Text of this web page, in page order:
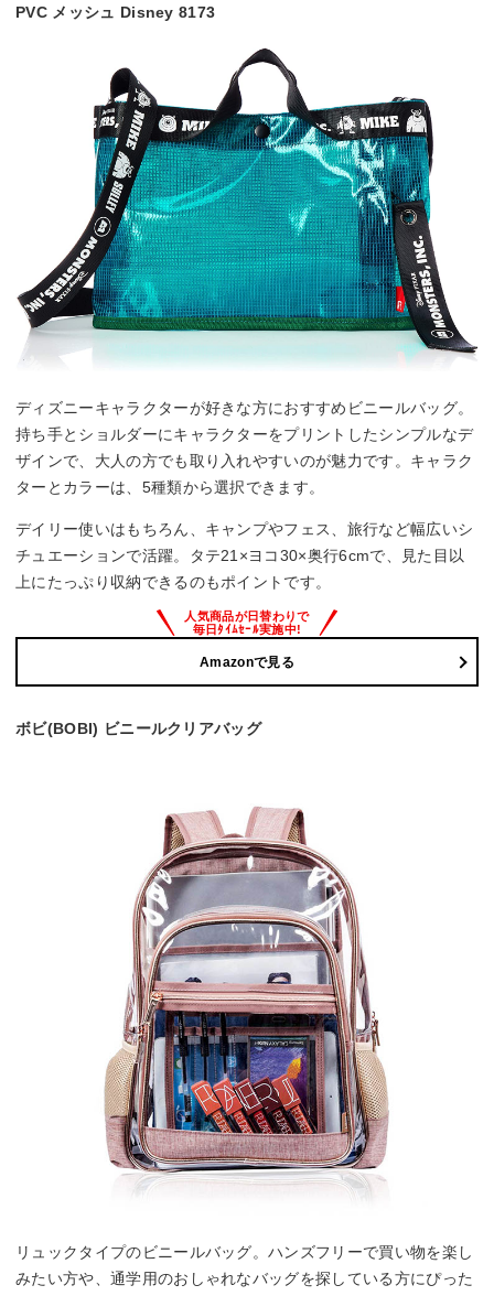
PVC メッシュ Disney 8173
ディズニーキャラクターが好きな方におすすめビニールバッグ。
持ち手とショルダーにキャラクターをプリントしたシンプルなデ
ザインで、大人の方でも取り入れやすいのが魅力です。キャラク
ターとカラーは、5種類から選択できます。
デイリー使いはもちろん、キャンプやフェス、旅行など幅広いシ
チュエーションで活躍。タテ21×ヨコ30×奥行6cmで、見た目以
上にたっぷり収納できるのもポイントです。
Amazonで見る
ボビ(BOBI) ビニールクリアバッグ
リュックタイプのビニールバッグ。ハンズフリーで買い物を楽し
みたい方や、通学用のおしゃれなバッグを探している方にぴった